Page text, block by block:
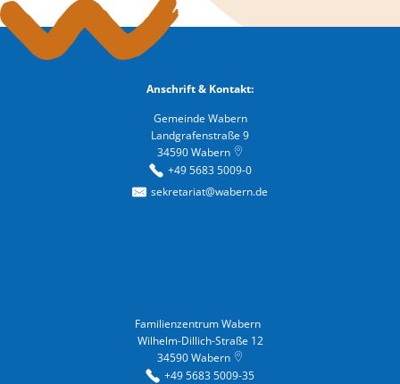
Anschrift & Kontakt:
Gemeinde Wabern
Landgrafenstraße 9
34590 Wabern
+49 5683 5009-0
sekretariat@wabern.de
Familienzentrum Wabern
Wilhelm-Dillich-Straße 12
34590 Wabern
+49 5683 5009-35